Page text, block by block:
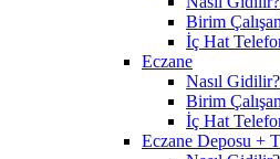
Birim
İç Hat
Eczane
Nasıl Gidilir?
Birim
İç Hat
Eczane Deposu +